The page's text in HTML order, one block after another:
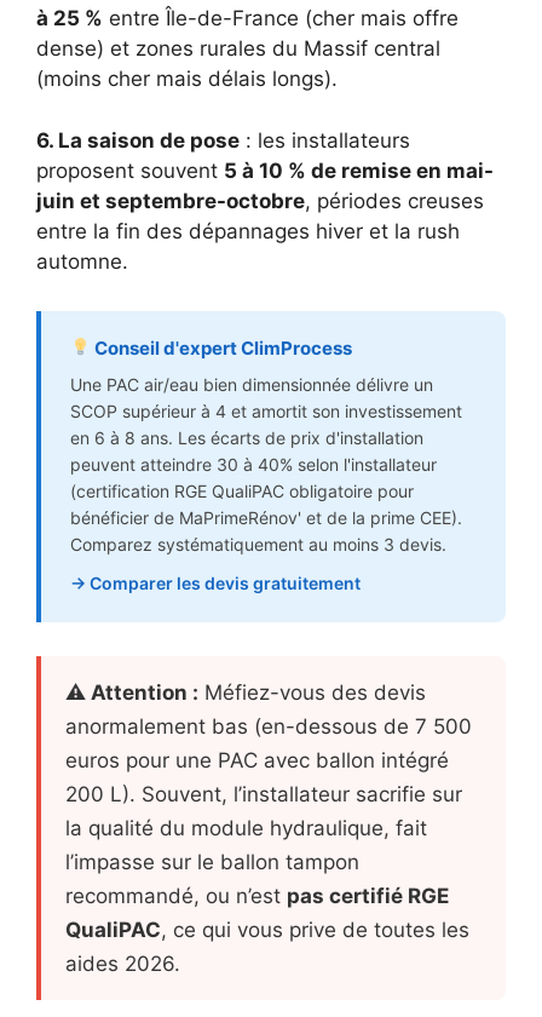
à 25 % entre Île-de-France (cher mais offre
dense) et zones rurales du Massif central
(moins cher mais délais longs).
6. La saison de pose : les installateurs
proposent souvent 5 à 10 % de remise en mai-
juin et septembre-octobre, périodes creuses
entre la fin des dépannages hiver et la rush
automne.
Conseil d'expert ClimProcess
Une PAC air/eau bien dimensionnée délivre un
SCOP supérieur à 4 et amortit son investissement
en 6 à 8 ans. Les écarts de prix d'installation
peuvent atteindre 30 à 40% selon l'installateur
(certification RGE QualiPAC obligatoire pour
bénéficier de MaPrimeRénov' et de la prime CEE).
Comparez systématiquement au moins 3 devis.
→ Comparer les devis gratuitement
⚠ Attention : Méfiez-vous des devis
anormalement bas (en-dessous de 7 500
euros pour une PAC avec ballon intégré
200 L). Souvent, l’installateur sacrifie sur
la qualité du module hydraulique, fait
l’impasse sur le ballon tampon
recommandé, ou n’est pas certifié RGE
QualiPAC, ce qui vous prive de toutes les
aides 2026.